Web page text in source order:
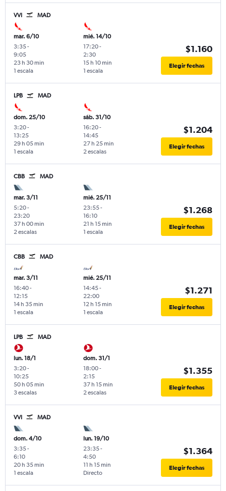
VVI MAD
mar. 6/10
3:35-
9:05
1 escala
23 h 30 min
mié. 14/10
17:20-
2:30
1 escala
15 h 10 min
$1.160
Elegir fechas
LPB MAD
dom. 25/10
3:20-
13:25
1 escala
29 h 05 min
sáb. 31/10
16:20-
14:45
2 escalas
27 h 25 min
$1.204
Elegir fechas
CBB MAD
mar. 3/11
5:20-
23:20
2 escalas
37 h 00 min
mié. 25/11
23:55-
16:10
1 escala
21 h 15 min
$1.268
Elegir fechas
CBB MAD
mar. 3/11
16:40-
12:15
1 escala
14 h 35 min
mié. 25/11
14:45-
22:00
1 escala
12 h 15 min
$1.271
Elegir fechas
LPB MAD
lun. 18/1
3:20-
10:25
3 escalas
50 h 05 min
dom. 31/1
18:00-
2:15
2 escalas
37 h 15 min
$1.355
Elegir fechas
VVI MAD
dom. 4/10
3:35-
6:10
1 escala
20 h 35 min
lun. 19/10
23:35-
4:50
Directo
11 h 15 min
$1.364
Elegir fechas